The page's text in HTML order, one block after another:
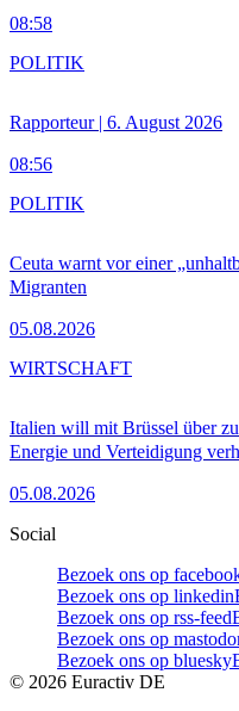
08:58
Rapporteur | 6. August 2026
08:56
POLITIK
Ceuta warnt vor einer
Migranten
05.08.2026
POLITIK
Italien will mit Brüssel über
Energie und Verteidigung
05.08.2026
WIRTSCHAFT
Social
Bezoek ons op
Bezoek ons op linkedin
Bezoek ons op rss-feed
Bezoek ons op
Bezoek ons op bluesky
© 2026 Euractiv DE